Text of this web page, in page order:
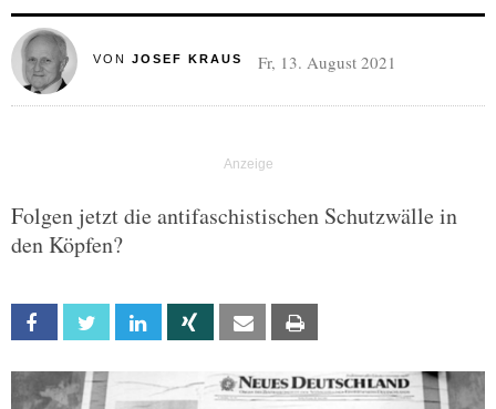
VON JOSEF KRAUS Fr, 13. August 2021
Folgen jetzt die antifaschistischen Schutzwälle in
den Köpfen?
Facebook Twitter Linkedin Xing Email